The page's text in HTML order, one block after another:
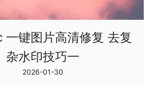
键图片高清修复 去复
杂水印技巧一
2026-01-30